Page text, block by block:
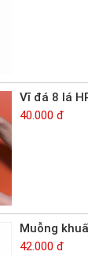
Vĩ đá 8 lá
40.000 đ
Muỗng
42.000 đ